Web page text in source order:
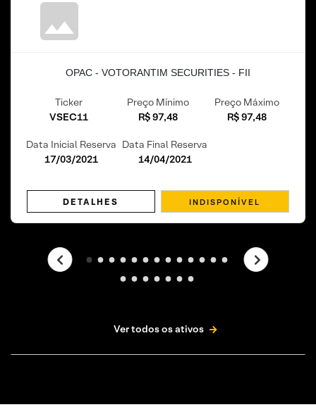
Ver todos os ativos
OPAC - VOTORANTIM SECURITIES - FII
Ticker
VSEC11
Preço Mínimo
R$ 97,48
Preço Máximo
R$ 97,48
Data Inicial Reserva
17/03/2021
Data Final Reserva
14/04/2021
DETALHES